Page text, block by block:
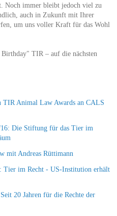
Noch immer bleibt jedoch viel zu
auch in Zukunft mit Ihrer
um uns voller Kraft für das Wohl
TIR – auf die nächsten
TIR Animal Law Awards an CALS
Die Stiftung für das Tier im
mit Andreas Rüttimann
Tier im Recht - US-Institution erhält
20 Jahren für die Rechte der